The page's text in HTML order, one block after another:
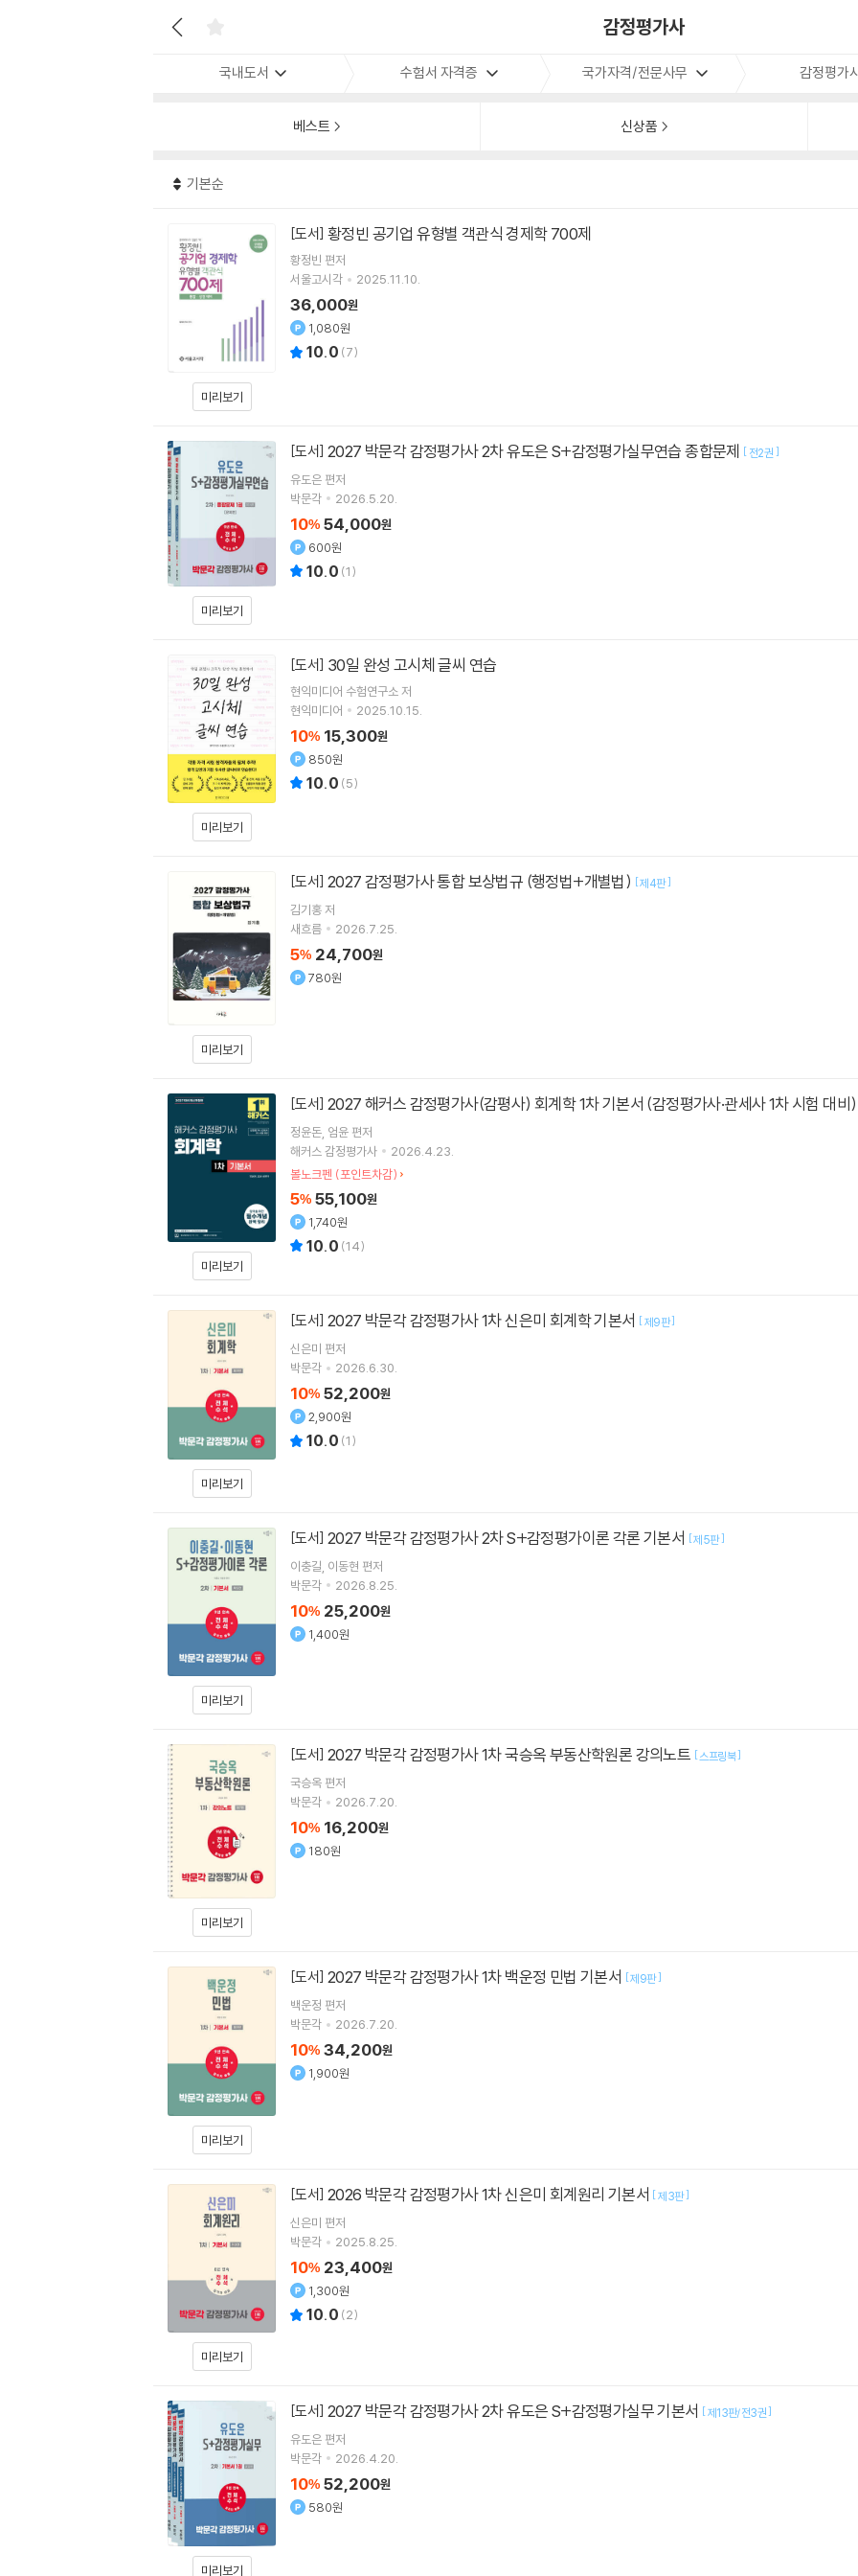
감정평가사
국내도서 수험서 자격증 국가자격/전문사무 감정평가
베스트 신상품
기본순
미리보기
[도서] 황정빈 공기업 유형별 객관식 경제학 700제
황정빈 편저
서울고시각
2025.11.10.
36,000원
1,080원
10.0 (7)
미리보기
[도서] 2027 박문각 감정평가사 2차 유도은 S+감정평가실무연습 종합문제 [ 전2권 ]
유도은 편저
박문각
2026.5.20.
10% 54,000원
600원
10.0 (1)
미리보기
[도서] 30일 완성 고시체 글씨 연습
현익미디어 수험연구소 저
현익미디어
2025.10.15.
10% 15,300원
850원
10.0 (5)
미리보기
[도서] 2027 감정평가사 통합 보상법규 (행정법+개별법) [제4판]
김기홍저
새흐름
2026.7.25.
5% 24,700원
780원
미리보기
[도서] 2027 해커스 감정평가사(감평사) 회계학 1차 기본서 (감정평가사·관세사 1차 시험 대비)
정윤돈 엄윤 편저
해커스 감정평가사
2026.4.23.
볼노크펜 (포인트차감)
5% 55,100원
1,740원
10.0 (14)
미리보기
[도서] 2027 박문각 감정평가사 1차 신은미 회계학 기본서 [제9판]
신은미 편저
박문각
2026.6.30.
10% 52,200원
2,900원
10.0 (1)
미리보기
[도서] 2027 박문각 감정평가사 2차 S+감정평가이론 각론 기본서 [제5판]
이충길 이동현 편저
박문각
2026.8.25.
10% 25,200원
1,400원
미리보기
[도서] 2027 박문각 감정평가사 1차 국승옥 부동산학원론 강의노트 [스프링북]
국승옥 편저
박문각
2026.7.20.
10% 16,200원
180원
미리보기
[도서] 2027 박문각 감정평가사 1차 백운정 민법 기본서 [제9판]
백운정 편저
박문각
2026.7.20.
10% 34,200원
1,900원
미리보기
[도서] 2026 박문각 감정평가사 1차 신은미 회계원리 기본서 [제3판]
신은미 편저
박문각
2025.8.25.
10% 23,400원
1,300원
10.0 (2)
미리보기
[도서] 2027 박문각 감정평가사 2차 유도은 S+감정평가실무 기본서 [제13판/전3권]
유도은 편저
박문각
2026.4.20.
10% 52,200원
580원